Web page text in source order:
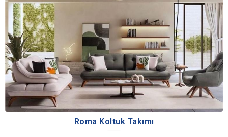
Roma Koltuk Takımı